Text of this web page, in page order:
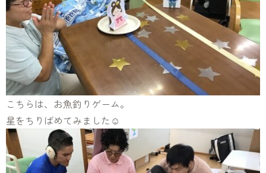
こちらは、お魚釣りゲーム。
星をちりばめてみました☺️